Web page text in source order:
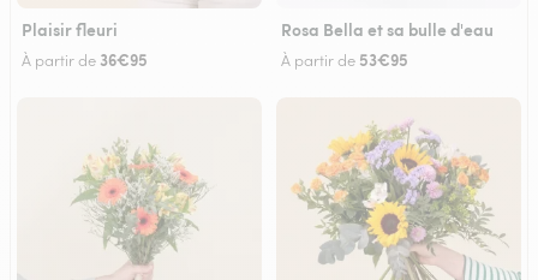
Plaisir fleuri
À partir de 36€95
Rosa Bella et sa bulle d'eau
À partir de 53€95